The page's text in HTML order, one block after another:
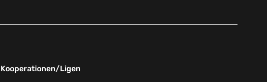
Kooperationen/Ligen